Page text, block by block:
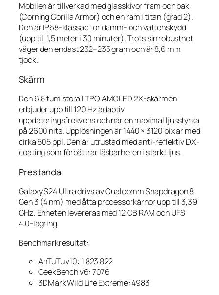
Mobilen är tillverkad med glasskivor fram och bak
(Corning Gorilla Armor) och en ram i titan (grad 2).
Den är IP68-klassad för damm- och vattenskydd
(upp till 1,5 meter i 30 minuter). Trots sin robusthet
väger den endast 232–233 gram och är 8,6 mm
tjock.
Skärm
Den 6,8 tum stora LTPO AMOLED 2X-skärmen
erbjuder upp till 120 Hz adaptiv
uppdateringsfrekvens och når en maximal ljusstyrka
på 2600 nits. Upplösningen är 1440 × 3120 pixlar med
cirka 505 ppi. Den är utrustad med anti-reflektiv DX-
coating som förbättrar läsbarheten i starkt ljus.
Prestanda
Galaxy S24 Ultra drivs av Qualcomm Snapdragon 8
Gen 3 (4 nm) med åtta processorkärnor upp till 3,39
GHz. Enheten levereras med 12 GB RAM och UFS
4.0-lagring.
Benchmarkresultat:
AnTuTu v10: 1 823 822
GeekBench v6: 7076
3DMark Wild Life Extreme: 4983